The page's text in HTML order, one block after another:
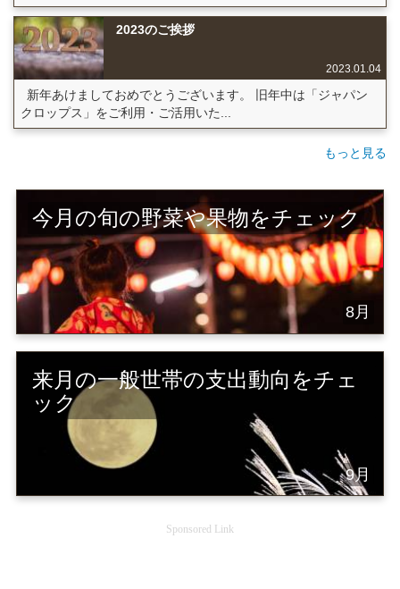
2023のご挨拶
2023.01.04
新年あけましておめでとうございます。 旧年中は「ジャパン
クロップス」をご利用・ご活用いた...
もっと見る
今月の旬の野菜や果物をチェック
8月
来月の一般世帯の支出動向をチェ
ック
9月
Sponsored Link